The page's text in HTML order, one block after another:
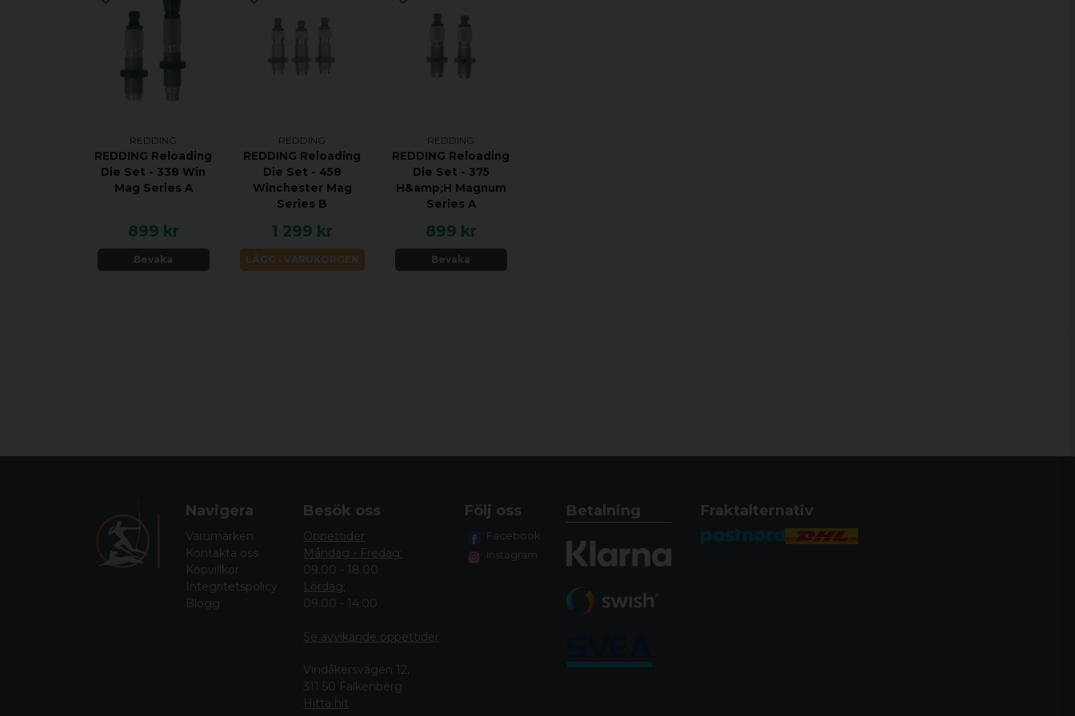
REDDING
REDDING Reloading
Die Set - 338 Win
Mag Series A
899 kr
Bevaka
REDDING
REDDING Reloading
Die Set - 458
Winchester Mag
Series B
1 299 kr
LÄGG I VARUKORGEN
REDDING
REDDING Reloading
Die Set - 375
H&amp;H Magnum
Series A
899 kr
Bevaka
Navigera
Varumärken
Kontakta oss
Köpvillkor
Integritetspolicy
Blogg
Besök oss
Öppettider
Måndag - Fredag:
09.00 - 18.00
Lördag:
09.00 - 14.00
Se avvikande öppettider
Vindåkersvägen 12,
311 50 Falkenberg
Hitta hit
Följ oss
Facebook
Instagram
Betalning Fraktalternativ